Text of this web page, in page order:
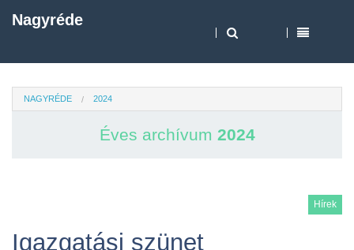
Nagyréde
NAGYRÉDE 2024
Éves archívum 2024
Hírek
Igazgatási szünet